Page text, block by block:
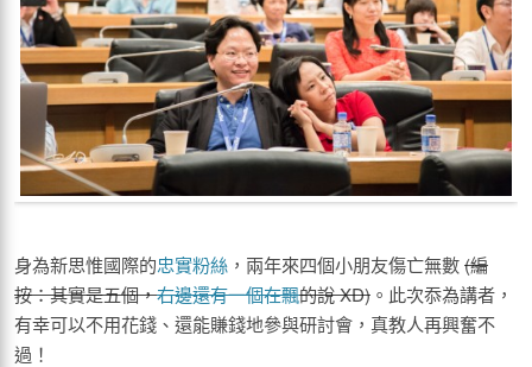
身為新思惟國際的忠實粉絲 ，兩年來四個小朋友傷亡無數(編
按：其實是五個，右邊還有一個在飄的說XD) 。此次忝為講者，
有幸可以不用花錢、還能賺錢地參與研討會，真教人再興奮不
過！